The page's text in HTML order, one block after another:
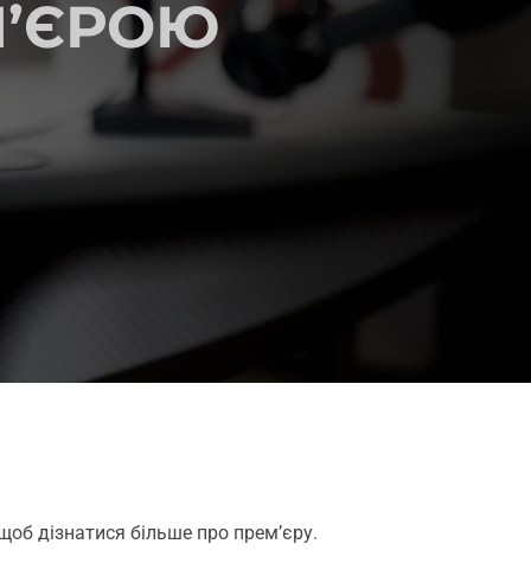
дізнатися більше про прем’єру.